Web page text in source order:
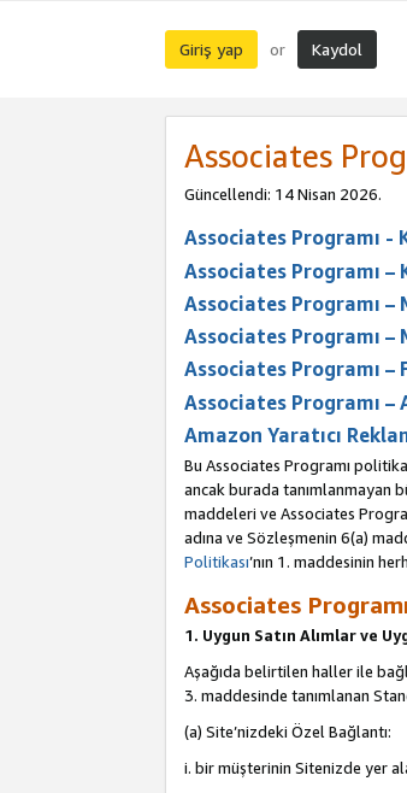
Giriş yap or Kaydol
Associates
Güncellendi: 14 Nisan 2026.
Associates Programı
Associates Programı –
Associates Programı
Associates Programı –
Associates Programı –
Associates Programı
Amazon Yaratıcı
Bu Associates Programı
ancak burada tanımlanmayan
maddeleri ve Associates
adına ve Sözleşmenin 6(a)
Politikası’nın 1. maddesinin
Associates
1. Uygun Satın Alımlar ve
Aşağıda belirtilen haller ile
3. maddesinde tanımlanan
(a) Site’nizdeki Özel Bağlantı:
i. bir müşterinin Sitenizde yer